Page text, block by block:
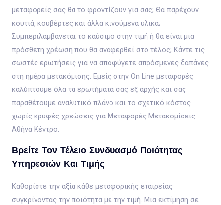
μεταφορείς σας θα το φροντίζουν για σας; Θα παρέχουν
κουτιά, κουβέρτες και άλλα κινούμενα υλικά;
Συμπεριλαμβάνεται το καύσιμο στην τιμή ή θα είναι μια
πρόσθετη χρέωση που θα αναφερθεί στο τέλος; Κάντε τις
σωστές ερωτήσεις για να αποφύγετε απρόσμενες δαπάνες
στη ημέρα μετακόμισης. Εμείς στην On Line μεταφορές
καλύπτουμε όλα τα ερωτήματα σας εξ αρχής και σας
παραθέτουμε αναλυτικό πλάνο και το σχετικό κόστος
χωρίς κρυφές χρεώσεις για Μεταφορές Μετακομίσεις
Αθήνα Κέντρο.
Βρείτε Τον Τέλειο Συνδυασμό Ποιότητας
Υπηρεσιών Και Τιμής
Καθορίστε την αξία κάθε μεταφορικής εταιρείας
συγκρίνοντας την ποιότητα με την τιμή. Μια εκτίμηση σε